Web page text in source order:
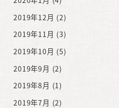
2019年12月 (2)
2019年11月 (3)
2019年10月 (5)
2019年9月 (2)
2019年8月 (1)
2019年7月 (2)